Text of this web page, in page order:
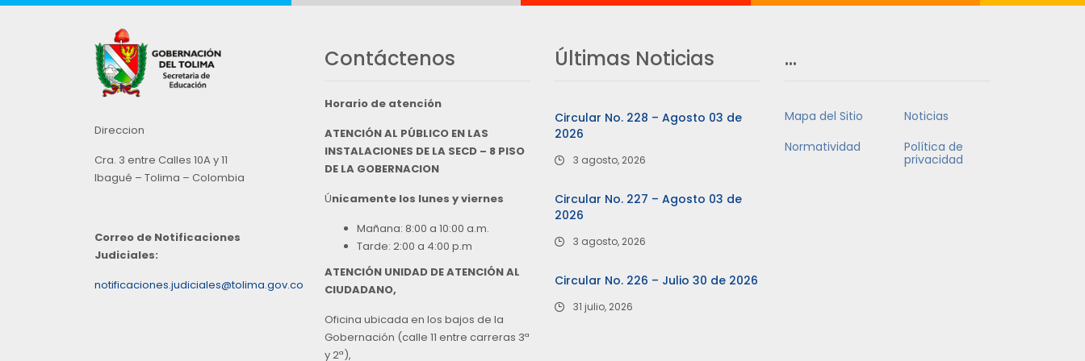
Direccion
Cra. 3 entre Calles 10A y 11
Ibagué – Tolima – Colombia
Correo de Notificaciones
Judiciales:
notificaciones.judiciales@tolima.gov.co
Contáctenos
Horario de atención
ATENCIÓN AL PÚBLICO EN LAS
INSTALACIONES DE LA SECD – 8 PISO
DE LA GOBERNACION
Únicamente los lunes y viernes
Mañana: 8:00 a 10:00 a.m.
Tarde: 2:00 a 4:00 p.m
ATENCIÓN UNIDAD DE ATENCIÓN AL
CIUDADANO,
Oficina ubicada en los bajos de la
Gobernación (calle 11 entre carreras 3ª
y 2ª),
Últimas Noticias
Circular No. 228 – Agosto 03 de
2026
3 agosto, 2026
Circular No. 227 – Agosto 03 de
2026
3 agosto, 2026
Circular No. 226 – Julio 30 de 2026
31 julio, 2026
…
Mapa del Sitio
Noticias
Normatividad
Política de
privacidad